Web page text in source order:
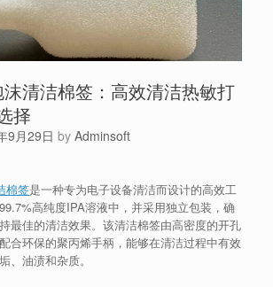
清洁棉签：高效清洁热敏打
择
9月29日 by Adminsoft
棉签是一种专为电子设备清洁而设计的高效工
高纯度IPA溶液中，并采用独立包装，确
最佳的清洁效果。该清洁棉签由高密度的开孔
合环保的聚丙烯手柄，能够在清洁过程中有效
、油渍和杂质。